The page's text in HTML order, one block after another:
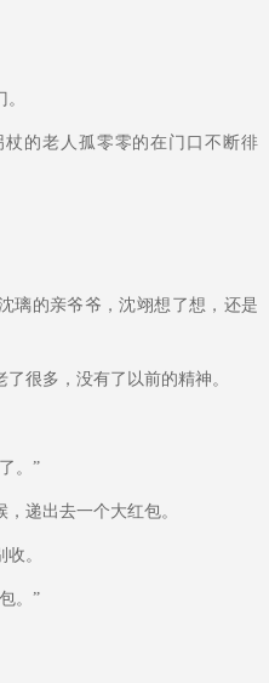
的老人孤零零的在门口不断徘
璃的亲爷爷，沈翊想了想，还是
很多，没有了以前的精神。
。”
递出去一个大红包。
。
。”